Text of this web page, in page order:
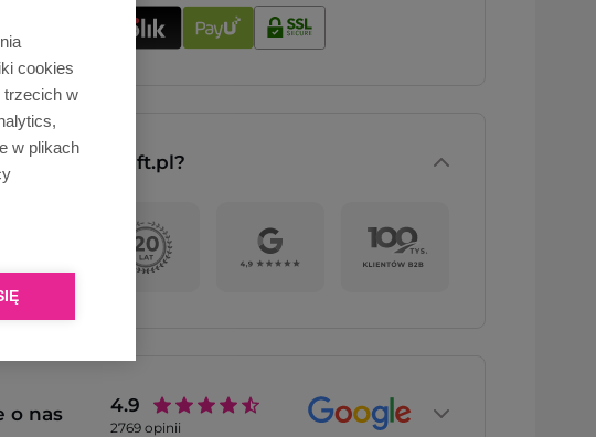
cookies
trzecich w
w plikach
OpenGift.pl?
o nas 4.9
2769opinii